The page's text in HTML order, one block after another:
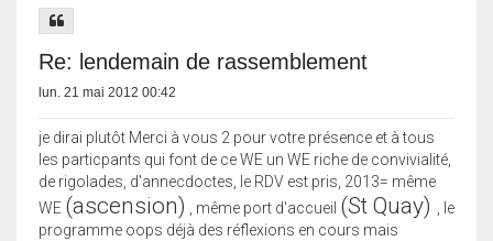
Re: lendemain de rassemblement
lun. 21 mai 2012 00:42
je dirai plutôt Merci à vous 2 pour votre présence et à tous
les particpants qui font de ce WE un WE riche de convivialité,
de rigolades, d'annecdoctes, le RDV est pris, 2013= même
WE (ascension) , même port d'accueil (St Quay) , le
programme oops déjà des réflexions en cours mais